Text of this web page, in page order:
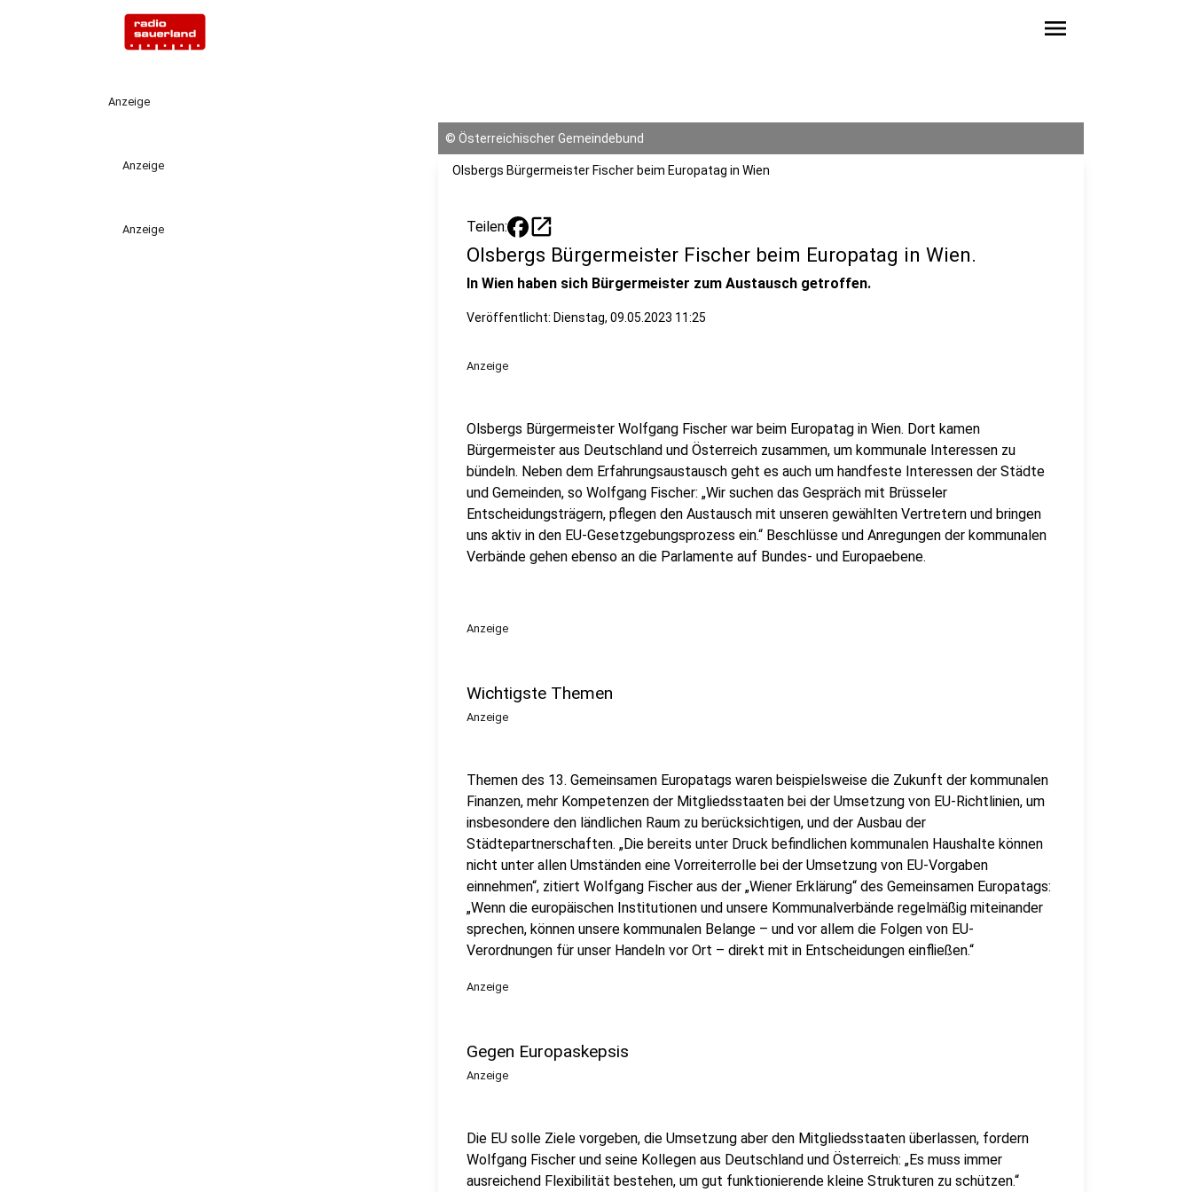
menu
Anzeige
Anzeige
Anzeige
© Österreichischer Gemeindebund
Olsbergs Bürgermeister Fischer beim Europatag in Wien
Teilen: open_in_new
Olsbergs Bürgermeister Fischer beim Europatag in Wien.
In Wien haben sich Bürgermeister zum Austausch getroffen.
Veröffentlicht: Dienstag, 09.05.2023 11:25
Anzeige
Olsbergs Bürgermeister Wolfgang Fischer war beim Europatag in Wien. Dort kamen
Bürgermeister aus Deutschland und Österreich zusammen, um kommunale Interessen zu
bündeln. Neben dem Erfahrungsaustausch geht es auch um handfeste Interessen der Städte
und Gemeinden, so Wolfgang Fischer: „Wir suchen das Gespräch mit Brüsseler
Entscheidungsträgern, pflegen den Austausch mit unseren gewählten Vertretern und bringen
uns aktiv in den EU-Gesetzgebungsprozess ein.“ Beschlüsse und Anregungen der kommunalen
Verbände gehen ebenso an die Parlamente auf Bundes- und Europaebene.
Anzeige
Wichtigste Themen
Anzeige
Themen des 13. Gemeinsamen Europatags waren beispielsweise die Zukunft der kommunalen
Finanzen, mehr Kompetenzen der Mitgliedsstaaten bei der Umsetzung von EU-Richtlinien, um
insbesondere den ländlichen Raum zu berücksichtigen, und der Ausbau der
Städtepartnerschaften. „Die bereits unter Druck befindlichen kommunalen Haushalte können
nicht unter allen Umständen eine Vorreiterrolle bei der Umsetzung von EU-Vorgaben
einnehmen“, zitiert Wolfgang Fischer aus der „Wiener Erklärung“ des Gemeinsamen Europatags:
„Wenn die europäischen Institutionen und unsere Kommunalverbände regelmäßig miteinander
sprechen, können unsere kommunalen Belange – und vor allem die Folgen von EU-
Verordnungen für unser Handeln vor Ort – direkt mit in Entscheidungen einfließen.“
Anzeige
Gegen Europaskepsis
Anzeige
Die EU solle Ziele vorgeben, die Umsetzung aber den Mitgliedsstaaten überlassen, fordern
Wolfgang Fischer und seine Kollegen aus Deutschland und Österreich: „Es muss immer
ausreichend Flexibilität bestehen, um gut funktionierende kleine Strukturen zu schützen.“